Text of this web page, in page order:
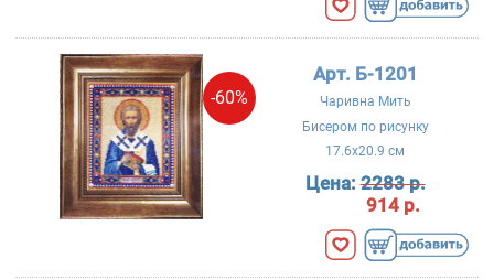
-60%
Арт. Б-1201
Чаривна Мить
Бисером по рисунку
17.6x20.9 см
Цена:2283 р.
914 р.